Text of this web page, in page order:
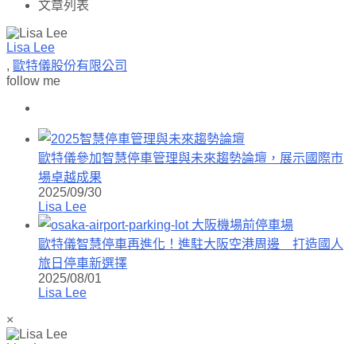
文章列表
Lisa Lee
, 歐特儀股份有限公司
follow me
歐特儀參加智慧停車管理與未來趨勢論壇，展示國際市
場卓越成果
2025/09/30
Lisa Lee
歐特儀智慧停車再進化！進駐大阪空港周邊 打造國人
旅日停車新選擇
2025/08/01
Lisa Lee
×